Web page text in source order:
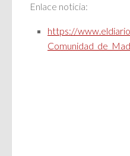
Enlace noticia:
https://